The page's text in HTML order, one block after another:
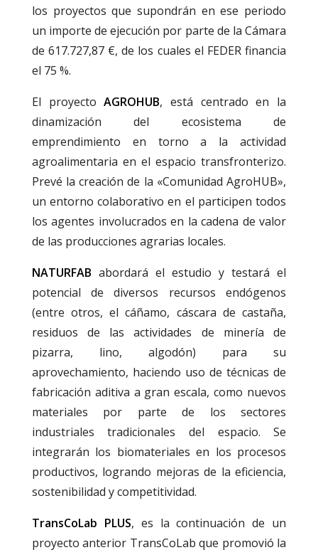
los proyectos que supondrán en ese periodo
un importe de ejecución por parte de la Cámara
de 617.727,87 €, de los cuales el FEDER financia
el 75 %.
El proyectoAGROHUB, está centrado en la
dinamización del ecosistema de
emprendimiento en torno a la actividad
agroalimentaria en el espacio transfronterizo.
Prevé la creación de la «Comunidad AgroHUB»,
un entorno colaborativo en el participen todos
los agentes involucrados en la cadena de valor
de las producciones agrarias locales.
NATURFAB abordará el estudio y testará el
potencial de diversos recursos endógenos
(entre otros, el cáñamo, cáscara de castaña,
residuos de las actividades de minería de
pizarra, lino, algodón) para su
aprovechamiento, haciendo uso de técnicas de
fabricación aditiva a gran escala, como nuevos
materiales por parte de los sectores
industriales tradicionales del espacio. Se
integrarán los biomateriales en los procesos
productivos, logrando mejoras de la eficiencia,
sostenibilidad y competitividad.
TransCoLab PLUS, es la continuación de un
proyecto anterior TransCoLab que promovió la